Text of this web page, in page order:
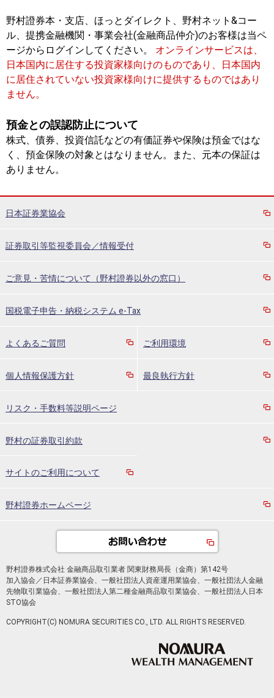
野村證券本・支店、ほっとダイレクト、野村ネット&コー
ル、提携金融機関・事業会社(金融商品仲介)のお客様は当ペ
ージからログインしてください。 オンラインサービスは、
日本国内に居住する投資家様向けのものであり、日本国内
に居住されていない投資家様向けに提供するものではあり
ません。
預金との誤認防止について
株式、債券、投資信託などの有価証券や保険は預金ではな
く、預金保険の対象とはなりません。また、元本の保証は
ありません。
日本証券業協会
証券取引等監視委員会／情報受付
ご意見・苦情について（野村證券以外の窓口）
国税電子申告・納税システム e-Tax
よくあるご質問 ご利用環境
個人情報保護方針 最良執行方針
リスク・手数料等説明ページ
野村の証券取引約款
サイトのご利用について
野村證券ホームページ
野村證券株式会社 金融商品取引業者 関東財務局長（金商）第142号
加入協会／日本証券業協会、一般社団法人資産運用業協会、一般社団法人金融
先物取引業協会、一般社団法人第二種金融商品取引業協会、一般社団法人日本
STO協会
COPYRIGHT(C) NOMURA SECURITIES CO., LTD. ALL RIGHTS RESERVED.